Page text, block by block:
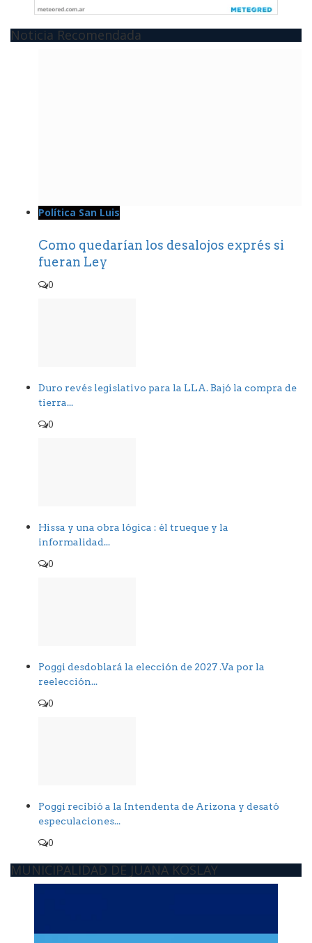
Noticia Recomendada
Política San Luis
Como quedarían los desalojos exprés si
fueran Ley
0
Duro revés legislativo para la LLA. Bajó la compra de
tierra...
0
Hissa y una obra lógica : él trueque y la
informalidad...
0
Poggi desdoblará la elección de 2027 .Va por la
reelección...
0
Poggi recibió a la Intendenta de Arizona y desató
especulaciones...
0
MUNICIPALIDAD DE JUANA KOSLAY